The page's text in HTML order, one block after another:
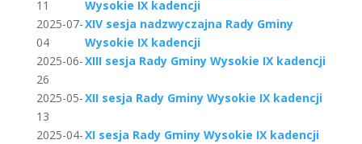
11
Wysokie IX kadencji
2025-07-
04
XIV sesja nadzwyczajna Rady Gminy
Wysokie IX kadencji
2025-06-
26
XIII sesja Rady Gminy Wysokie IX kadencji
2025-05-
13
XII sesja Rady Gminy Wysokie IX kadencji
2025-04-XI sesja Rady Gminy Wysokie IX kadencji